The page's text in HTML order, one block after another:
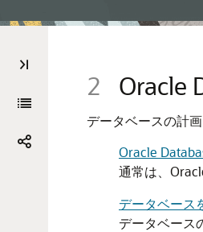
2 Oracle
データベースの計
Oracle
通常は、
データベース
データベース